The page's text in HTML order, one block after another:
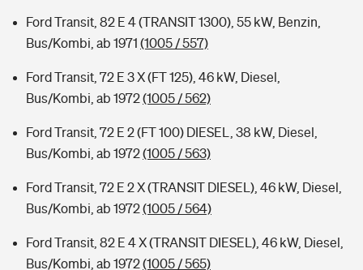
Ford Transit, 82 E 4 (TRANSIT 1300), 55 kW, Benzin,
Bus/Kombi, ab 1971 (1005 / 557)
Ford Transit, 72 E 3 X (FT 125), 46 kW, Diesel,
Bus/Kombi, ab 1972(1005 / 562)
Ford Transit, 72 E 2 (FT 100) DIESEL, 38 kW, Diesel,
Bus/Kombi, ab 1972(1005 / 563)
Ford Transit, 72 E 2 X (TRANSIT DIESEL), 46 kW, Diesel,
Bus/Kombi, ab 1972(1005 / 564)
Ford Transit, 82 E 4 X (TRANSIT DIESEL), 46 kW, Diesel,
Bus/Kombi, ab 1972(1005 / 565)